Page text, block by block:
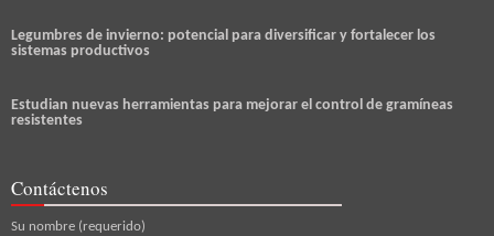
Legumbres de invierno: potencial para diversificar y fortalecer los
sistemas productivos
Estudian nuevas herramientas para mejorar el control de gramíneas
resistentes
Contáctenos
Su nombre (requerido)